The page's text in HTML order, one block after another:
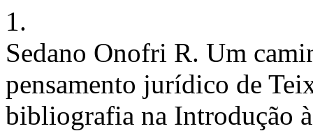
1.
Sedano Onofri R. Um
pensamento jurídico de
bibliografia na Introdução